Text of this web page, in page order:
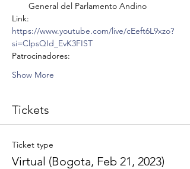
General del Parlamento Andino
Link:
https://www.youtube.com/live/cEeft6L9xzo?
si=ClpsQId_EvK3FIST
Patrocinadores:
Show More
Tickets
Ticket type
Virtual (Bogota, Feb 21, 2023)